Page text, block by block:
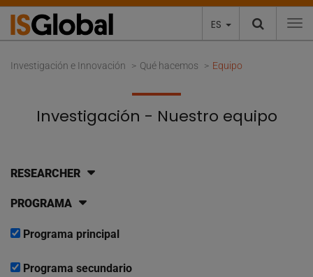
ES
Investigación e Innovación Qué hacemos Equipo
Investigación - Nuestro equipo
RESEARCHER
PROGRAMA
Programa principal
Programa secundario